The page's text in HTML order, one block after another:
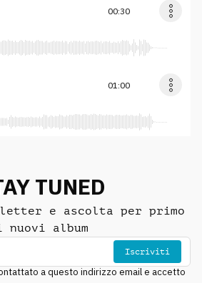
00:30
01:00
TUNED
e ascolta per primo
nuovi album
Iscriviti
a questo indirizzo email e accetto